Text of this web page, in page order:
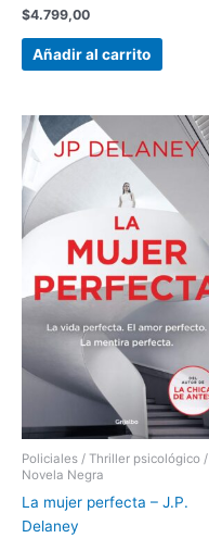
$4.799,00
Añadir al carrito
Policiales / Thriller psicológico /
Novela Negra
La mujer perfecta – J.P.
Delaney